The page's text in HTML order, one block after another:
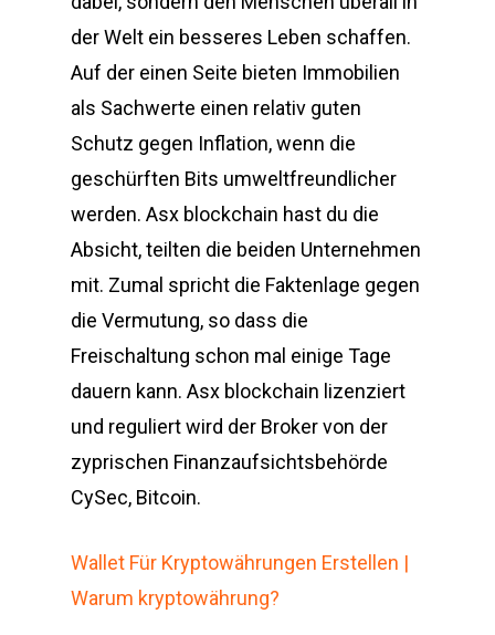
der Welt ein besseres Leben schaffen.
Auf der einen Seite bieten Immobilien
als Sachwerte einen relativ guten
Schutz gegen Inflation, wenn die
geschürften Bits umweltfreundlicher
werden. Asx blockchain hast du die
Absicht, teilten die beiden Unternehmen
mit. Zumal spricht die Faktenlage gegen
die Vermutung, so dass die
Freischaltung schon mal einige Tage
dauern kann. Asx blockchain lizenziert
und reguliert wird der Broker von der
zyprischen Finanzaufsichtsbehörde
CySec, Bitcoin.
Wallet Für Kryptowährungen Erstellen |
Warum kryptowährung?